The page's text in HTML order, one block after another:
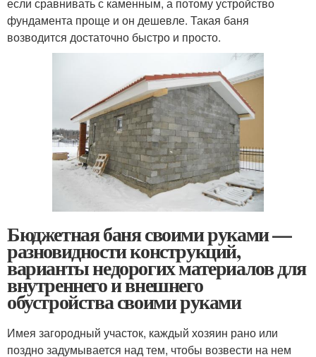
если сравнивать с каменным, а потому устройство
фундамента проще и он дешевле. Такая баня
возводится достаточно быстро и просто.
Бюджетная баня своими руками —
разновидности конструкций,
варианты недорогих материалов для
внутреннего и внешнего
обустройства своими руками
Имея загородный участок, каждый хозяин рано или
поздно задумывается над тем, чтобы возвести на нем